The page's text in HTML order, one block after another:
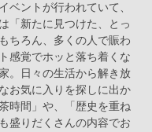
ベントが行われていて、
「新たに見つけた、とっ
ちろん、多くの人で賑わ
感覚でホッと落ち着くな
。日々の生活から解き放
お気に入りを探しに出か
時間」や、「歴史を重ね
盛りだくさんの内容でお